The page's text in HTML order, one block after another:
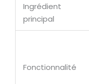
Ingrédient
principal
Fonctionnalité